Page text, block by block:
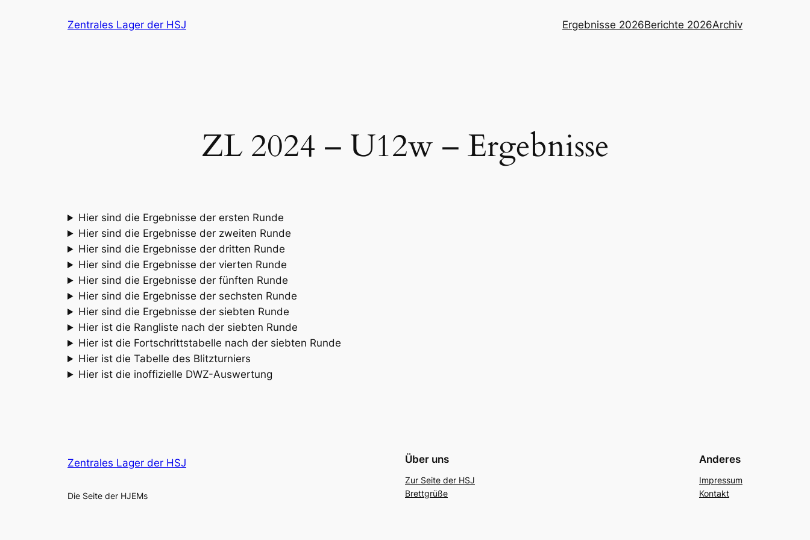
Zentrales Lager der HSJ Ergebnisse 2026Berichte 2026Archiv
ZL 2024 – U12w – Ergebnisse
Hier sind die Ergebnisse der ersten Runde
Hier sind die Ergebnisse der zweiten Runde
Hier sind die Ergebnisse der dritten Runde
Hier sind die Ergebnisse der vierten Runde
Hier sind die Ergebnisse der fünften Runde
Hier sind die Ergebnisse der sechsten Runde
Hier sind die Ergebnisse der siebten Runde
Hier ist die Rangliste nach der siebten Runde
Hier ist die Fortschrittstabelle nach der siebten Runde
Hier ist die Tabelle des Blitzturniers
Hier ist die inoffizielle DWZ-Auswertung
Zentrales Lager der HSJ
Die Seite der HJEMs
Über uns
Zur Seite der HSJ
Brettgrüße
Anderes
Impressum
Kontakt